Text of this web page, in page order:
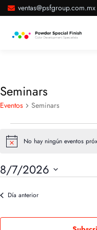
ventas@psfgroup.com.mx
Seminars
Eventos Seminars
Notice No hay ningún eventos
8/7/2026
fecha.
Día anterior